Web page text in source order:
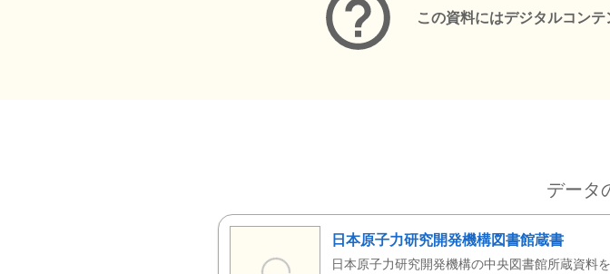
この資料にはデジタルコンテ
データ
日本原子力研究開発機構図書館蔵書
日本原子力研究開発機構の中央図書館所蔵資料